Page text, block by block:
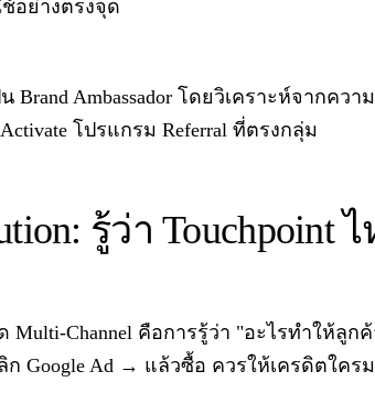
อย่างตรงจุด
Ambassador โดยวิเคราะห์จากความ
Activate โปรแกรม Referral ที่ตรงกลุ่ม
รู้ว่า Touchpoint
Channel คือการรู้ว่า "อะไรทำให้ลูก
Google Ad → แล้วซื้อ ควรให้เครดิตใคร